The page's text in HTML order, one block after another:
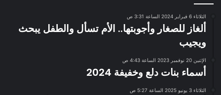
الثلاثاء 6 فبراير 2024 الساعة 3:31 ص
ألغاز للصغار وأجوبتها.. الأم تسأل والطفل يبحث
ويجيب
الإثنين 20 نوفمبر 2023 الساعة 4:43 ص
أسماء بنات دلع وخفيفة 2024
الثلاثاء 3 يونيو 2025 الساعة 5:27 ص